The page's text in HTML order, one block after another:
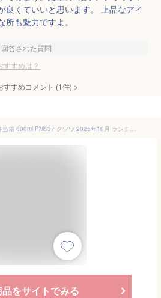
良くていいと思います。 上品なアイ
も魅力ですよ。
回答された質問
すすめは？
すすめコメント (1件) >
PUMA プーマ 2段密封 弁当箱 600ml PM537 クツワ 2025年10月 ランチボックス 男の子 小学生 かっこいい 電子レンジ可能 食洗機可能 [re]
品をサイトでみる